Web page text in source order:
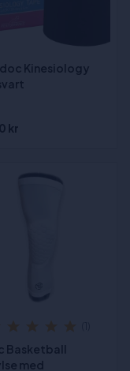
Kinesiology
kr
Basketball
med